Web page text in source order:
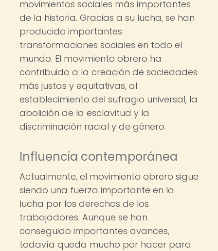
movimientos sociales más importantes
de la historia. Gracias a su lucha, se han
producido importantes
transformaciones sociales en todo el
mundo. El movimiento obrero ha
contribuido a la creación de sociedades
más justas y equitativas, al
establecimiento del sufragio universal, la
abolición de la esclavitud y la
discriminación racial y de género.
Influencia contemporánea
Actualmente, el movimiento obrero sigue
siendo una fuerza importante en la
lucha por los derechos de los
trabajadores. Aunque se han
conseguido importantes avances,
todavía queda mucho por hacer para